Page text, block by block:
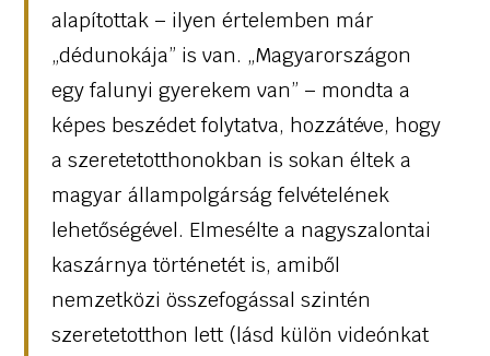
alapítottak – ilyen értelemben már
„dédunokája” is van. „Magyarországon
egy falunyi gyerekem van” – mondta a
képes beszédet folytatva, hozzátéve, hogy
a szeretetotthonokban is sokan éltek a
magyar állampolgárság felvételének
lehetőségével. Elmesélte a nagyszalontai
kaszárnya történetét is, amiből
nemzetközi összefogással szintén
szeretetotthon lett (lásd külön videónkat